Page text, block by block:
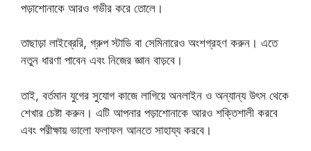
পড়াশোনাকে আরও গভীর করে তোলে।
তাছাড়া লাইব্রেরি, গ্রুপ স্টাডি বা সেমিনারেও অংশগ্রহণ করুন। এতে
নতুন ধারণা পাবেন এবং নিজের জ্ঞান বাড়বে।
তাই, বর্তমান যুগের সুযোগ কাজে লাগিয়ে অনলাইন ও অন্যান্য উৎস থেকে
শেখার চেষ্টা করুন। এটি আপনার পড়াশোনাকে আরও শক্তিশালী করবে
এবং পরীক্ষায় ভালো ফলাফল আনতে সাহায্য করবে।